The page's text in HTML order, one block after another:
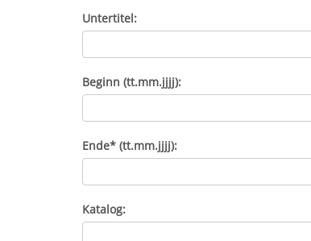
Untertitel:
Beginn (tt.mm.jjjj):
Ende* (tt.mm.jjjj):
Katalog: